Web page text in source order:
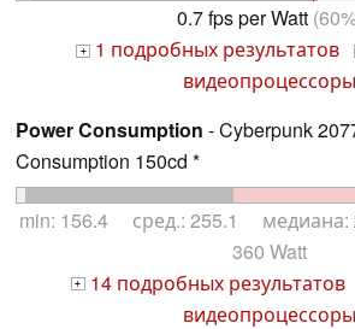
0.7 fps per Watt
+ 1 подробных результатов
видеопроцессоры
Power Consumption - Cyberpunk
Consumption 150cd *
min: 156.4 сред.: 255.1 медиана:
360 Watt
+ 14 подробных результатов
видеопроцессоры